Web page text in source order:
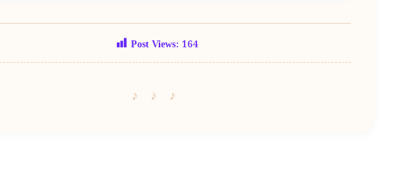
Post Views: 164